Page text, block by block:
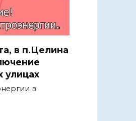
в п.Целина
улицах
в